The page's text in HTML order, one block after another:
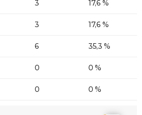
3 17,6 %
3 17,6 %
6 35,3 %
0 0 %
0 0 %